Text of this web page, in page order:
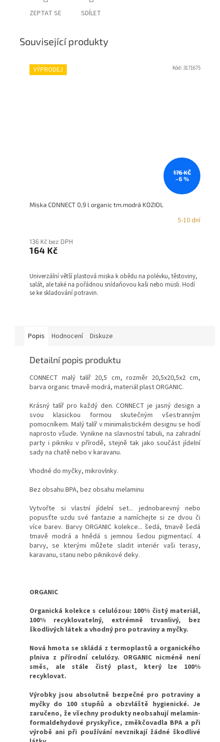
ZEPTAT SE SDÍLET
Související produkty
VÝPRODEJ
176 KČ
–6 %
Miska CONNECT 0,9 l organic tm.modrá KOZIOL
5-10 dní
136 Kč bez DPH
164 Kč
Univerzální větší plastová miska k obědu na polévku, těstoviny,
salát, ale také na pořádnou snídaňovou kaši nebo müsli. Hodí
se ke skladování potravin.
Kód: 3171675
Popis Hodnocení Diskuze
Detailní popis produktu
CONNECT malý talíř 20,5 cm, rozměr 20,5x20,5x2 cm,
barva organic tmavě modrá, materiál plast ORGANIC.
Krásný talíř pro každý den. CONNECT je jasný design a
svou klasickou formou skutečným všestranným
pomocníkem. Malýtalíř v minimalistickém designu se hodí
naprosto všude. Vynikne na slavnostní tabuli, na zahradní
party i pikniku v přírodě, stejně tak jako součást jídelní
sady na chatě nebo v karavanu.
Vhodné do myčky, mikrovlnky.
Bez obsahu BPA, bez obsahu melaminu
Vytvořte si vlastní jídelní set... jednobarevný nebo
popusťte uzdu své fantazie a namíchejte si ze dvou či
více barev. Barvy ORGANIC kolekce... šedá, tmavě šedá
tmavě modrá a hnědá s jemnou šedou pigmentací. 4
barvy, se kterými můžete sladit interiér vaši terasy,
karavanu, stanu nebo piknikové deky.
ORGANIC
Organická kolekce s celulózou: 100% čistý materiál,
100% recyklovatelný, extrémně trvanlivý, bez
škodlivých látek a vhodný pro potraviny a myčky.
Nová hmota se skládá z termoplastů a organického
plniva z přírodní celulózy. ORGANIC nicméně není
směs, ale stále čistý plast, který lze 100%
recyklovat.
Výrobky jsou absolutně bezpečné pro potraviny a
myčky do 100 stupňů a obzvláště hygienické. Je
zaručeno, že všechny produkty neobsahují melamin-
formaldehydové pryskyřice, změkčovadla BPA a při
výrobě ani při používání nevznikají žádné škodlivé